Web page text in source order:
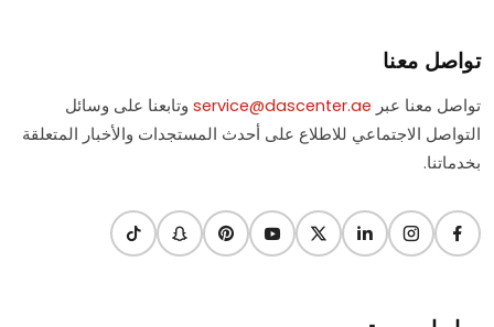
تواصل معنا
تواصل معنا عبر service@dascenter.ae وتابعنا على وسائل
التواصل الاجتماعي للاطلاع على أحدث المستجدات والأخبار المتعلقة
بخدماتنا.